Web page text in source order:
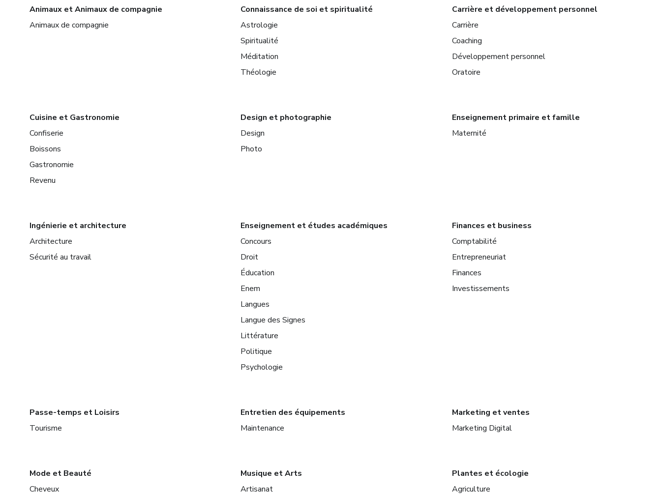
Animaux et Animaux de compagnie
Animaux de compagnie
Connaissance de soi et spiritualité
Astrologie
Spiritualité
Méditation
Théologie
Carrière et développement personnel
Carrière
Coaching
Développement personnel
Oratoire
Cuisine et Gastronomie
Confiserie
Boissons
Gastronomie
Revenu
Design et photographie
Design
Photo
Enseignement primaire et famille
Maternité
Ingénierie et architecture
Architecture
Sécurité au travail
Enseignement et études académiques
Concours
Droit
Éducation
Enem
Langues
Langue des Signes
Littérature
Politique
Psychologie
Finances et business
Comptabilité
Entrepreneuriat
Finances
Investissements
Passe-temps et Loisirs
Tourisme
Entretien des équipements
Maintenance
Marketing et ventes
Marketing Digital
Mode et Beauté
Cheveux
Musique et Arts
Artisanat
Plantes et écologie
Agriculture